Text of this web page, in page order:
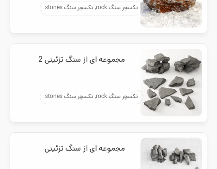
تکسچر سنگ rock, تکسچر سنگ stones
مجموعه ای از سنگ تزئینی 2
تکسچر سنگ rock, تکسچر سنگ stones
مجموعه ای از سنگ تزئینی